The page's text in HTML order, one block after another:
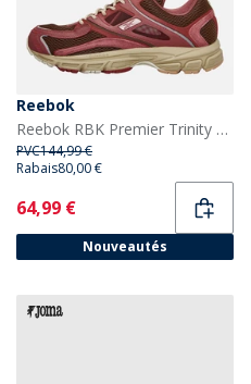
Reebok
Reebok RBK Premier Trinity KFS Baskets Mahogany
PVC144,99 €
Rabais80,00 €
Current
64,99 €
Nouveautés